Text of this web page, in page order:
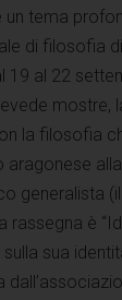
un tema
di filosofia
19 al 22
la filosofia
aragonese
generalista
rassegna è
sulla sua